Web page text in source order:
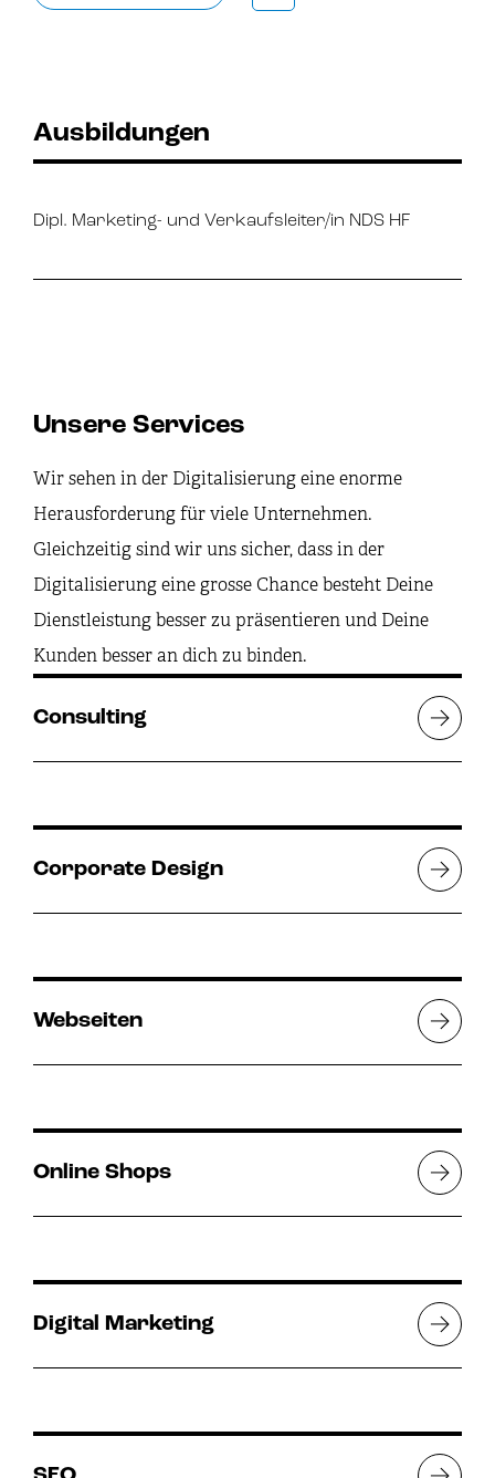
Ausbildungen
Dipl. Marketing- und Verkaufsleiter/in NDS HF
Unsere Services
Wir sehen in der Digitalisierung eine enorme
Herausforderung für viele Unternehmen.
Gleichzeitig sind wir uns sicher, dass in der
Digitalisierung eine grosse Chance besteht Deine
Dienstleistung besser zu präsentieren und Deine
Kunden besser an dich zu binden.
Consulting
Corporate Design
Webseiten
Online Shops
Digital Marketing